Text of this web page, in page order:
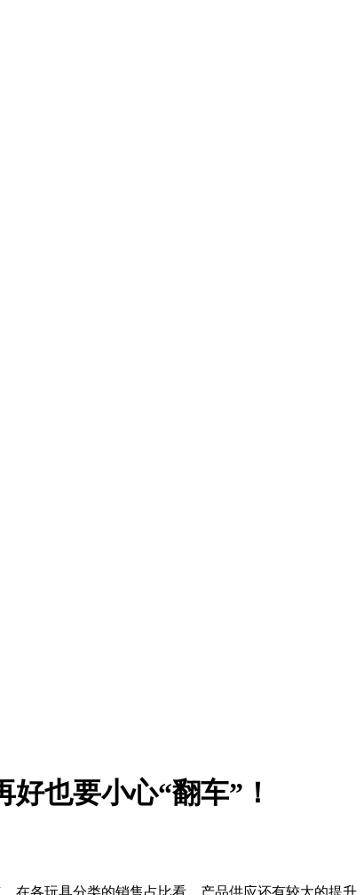
也要小心“翻车”！
在各玩具分类的销售占比看，产品供应还有较大的提升